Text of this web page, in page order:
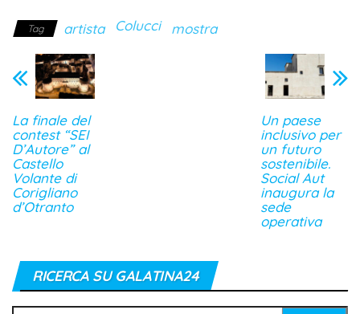
Tag artista Colucci mostra
La finale del
contest “SEI
D’Autore” al
Castello
Volante di
Corigliano
d’Otranto
Un paese
inclusivo per
un futuro
sostenibile.
Social Aut
inaugura la
sede
operativa
RICERCA SU GALATINA24